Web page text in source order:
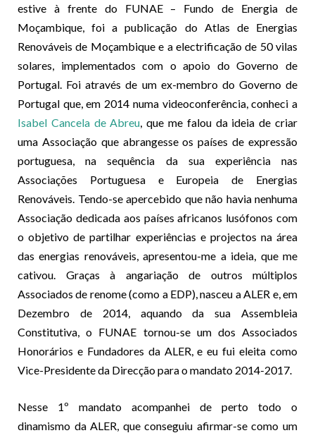
estive à frente do FUNAE – Fundo de Energia de
Moçambique, foi a publicação do Atlas de Energias
Renováveis de Moçambique e a electrificação de 50 vilas
solares, implementados com o apoio do Governo de
Portugal. Foi através de um ex-membro do Governo de
Portugal que, em 2014 numa videoconferência, conheci a
Isabel Cancela de Abreu, que me falou da ideia de criar
uma Associação que abrangesse os países de expressão
portuguesa, na sequência da sua experiência nas
Associações Portuguesa e Europeia de Energias
Renováveis. Tendo-se apercebido que não havia nenhuma
Associação dedicada aos países africanos lusófonos com
o objetivo de partilhar experiências e projectos na área
das energias renováveis, apresentou-me a ideia, que me
cativou. Graças à angariação de outros múltiplos
Associados de renome (como a EDP), nasceu a ALER e, em
Dezembro de 2014, aquando da sua Assembleia
Constitutiva, o FUNAE tornou-se um dos Associados
Honorários e Fundadores da ALER, e eu fui eleita como
Vice-Presidente da Direcção para o mandato 2014-2017.
Nesse 1º mandato acompanhei de perto todo o
dinamismo da ALER, que conseguiu afirmar-se como um